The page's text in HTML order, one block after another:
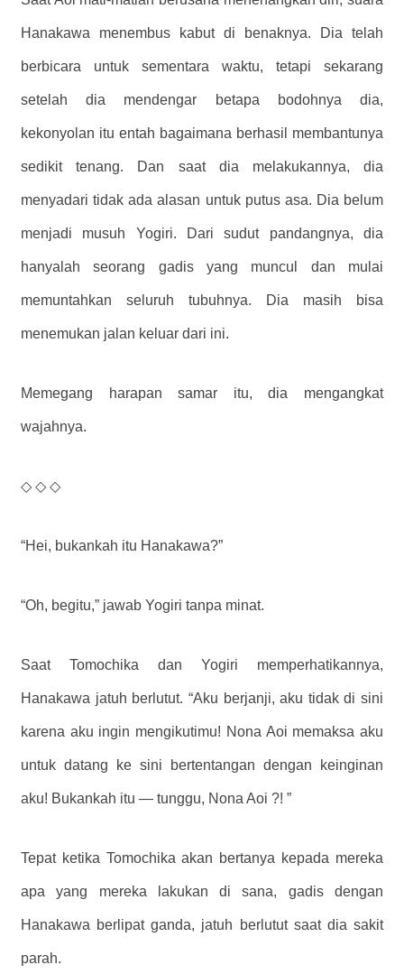
Hanakawa menembus kabut di benaknya. Dia telah
berbicara untuk sementara waktu, tetapi sekarang
setelah dia mendengar betapa bodohnya dia,
kekonyolan itu entah bagaimana berhasil membantunya
sedikit tenang. Dan saat dia melakukannya, dia
menyadari tidak ada alasan untuk putus asa. Dia belum
menjadi musuh Yogiri. Dari sudut pandangnya, dia
hanyalah seorang gadis yang muncul dan mulai
memuntahkan seluruh tubuhnya. Dia masih bisa
menemukan jalan keluar dari ini.
Memegang harapan samar itu, dia mengangkat
wajahnya.
◇ ◇ ◇
“Hei, bukankah itu Hanakawa?”
“Oh, begitu,” jawab Yogiri tanpa minat.
Saat Tomochika dan Yogiri memperhatikannya,
Hanakawa jatuh berlutut. “Aku berjanji, aku tidak di sini
karena aku ingin mengikutimu! Nona Aoi memaksa aku
untuk datang ke sini bertentangan dengan keinginan
aku! Bukankah itu — tunggu, Nona Aoi ?! ”
Tepat ketika Tomochika akan bertanya kepada mereka
apa yang mereka lakukan di sana, gadis dengan
Hanakawa berlipat ganda, jatuh berlutut saat dia sakit
parah.